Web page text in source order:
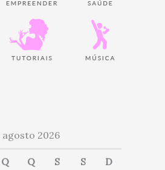
agosto 2026
Q Q S S D